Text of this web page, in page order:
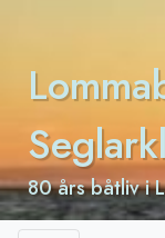
80 års båtliv i